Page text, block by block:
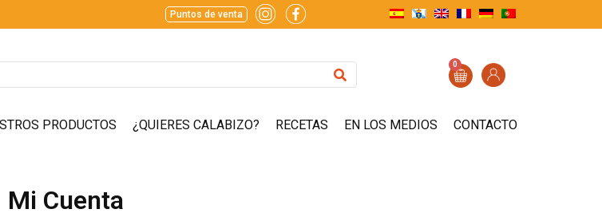
Puntos de venta
0
PRODUCTOS ¿QUIERES CALABIZO? RECETAS EN LOS MEDIOS CONTACTO
Mi Cuenta